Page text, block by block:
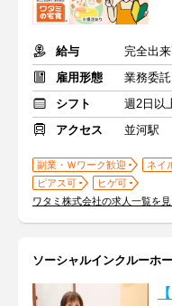
給与
完全出来
雇用形態
業務委託
シフト
週2日以
アクセス
並河駅
副業・Ｗワーク歓迎 ネイ
ピアス可
ヒゲ可
ワタミ株式会社の求人一覧を見
ソーシャルインクルーホ